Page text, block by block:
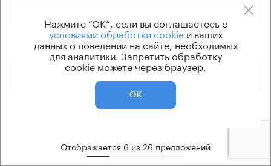
1
727 м² 254 450 000 ₽
420 000 000 ₽
875 000 000 ₽
Отображается 6 из26 предложений
Нажмите “ОК”, если вы соглашаетесь с
условиями обработки cookieи ваших
данных о поведении на сайте, необходимых
для аналитики. Запретить обработку
cookie можете через браузер.
ОК